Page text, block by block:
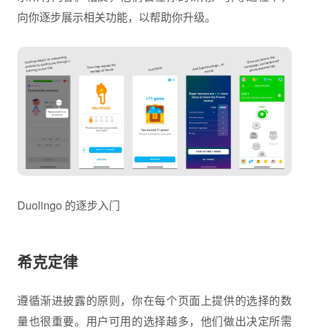
向你逐步展示相关功能，以帮助你升级。
Duolingo 的逐步入门
希克定律
遵循渐进披露的原则，你在每个页面上提供的选择的数
量也很重要。用户可用的选择越多，他们做出决定所需